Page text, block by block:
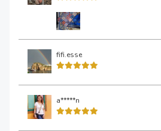
fifi.esse
a*****n